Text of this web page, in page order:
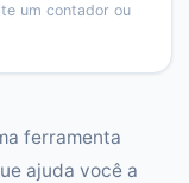
um contador ou
ferramenta
ajuda você a